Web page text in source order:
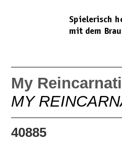
My
MY
40885